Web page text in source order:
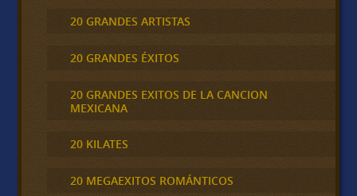
20 GRANDES ARTISTAS
20 GRANDES ÉXITOS
20 GRANDES EXITOS DE LA CANCION
MEXICANA
20 KILATES
20 MEGAEXITOS ROMÁNTICOS